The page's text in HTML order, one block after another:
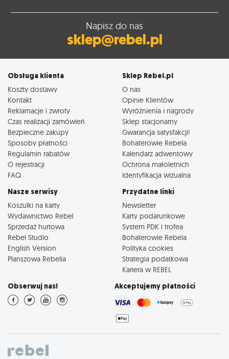
Napisz do nas
sklep@rebel.pl
Obsługa klienta
Koszty dostawy
Kontakt
Reklamacje i zwroty
Czas realizacji zamówień
Bezpieczne zakupy
Sposoby płatności
Regulamin rabatów
O rejestracji
FAQ
Sklep Rebel.pl
O nas
Opinie Klientów
Wyróżnienia i nagrody
Sklep stacjonarny
Gwarancja satysfakcji!
Bohaterowie Rebela
Kalendarz adwentowy
Ochrona małoletnich
Identyfikacja wizualna
Nasze serwisy
Koszulki na karty
Wydawnictwo Rebel
Sprzedaż hurtowa
Rebel Studio
English Version
Planszowa Rebelia
Przydatne linki
Newsletter
Karty podarunkowe
System PDK i trofea
Bohaterowie Rebela
Polityka cookies
Strategia podatkowa
Kariera w REBEL
Obserwuj nas! Akceptujemy płatności